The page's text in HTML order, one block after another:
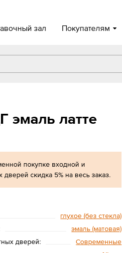
зал Покупателям
эмаль латте
покупке входной и
скидка 5% на весь заказ.
глухое (без стекла)
эмаль (матовая)
дверей:
Современные